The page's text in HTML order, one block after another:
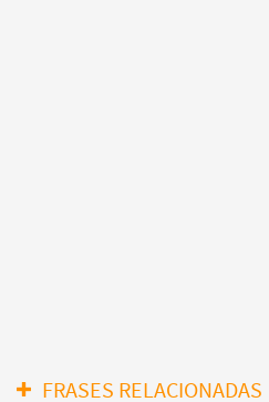
FRASES RELACIONADAS